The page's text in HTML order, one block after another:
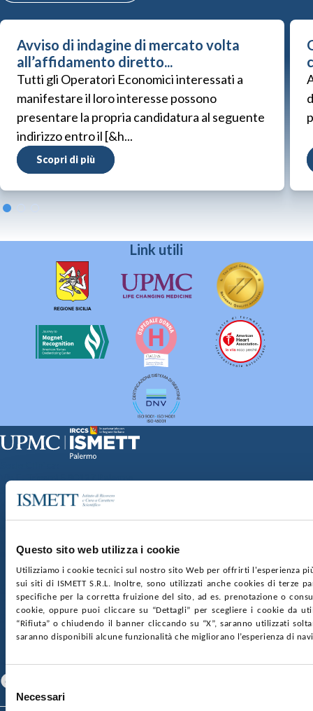
Questo sito web utilizza i cookie
Utilizziamo i cookie tecnici sul nostro sito Web per offrirti l'esperienza
sui siti di ISMETT S.R.L. Inoltre, sono utilizzati anche cookies di terze
specifiche per la corretta fruizione del sito, ad es. prenotazione o
cookie, oppure puoi cliccare su “Dettagli” per scegliere i cookie da
“Rifiuta” o chiudendo il banner cliccando su “X”, saranno utilizzati
saranno disponibili alcune funzionalità che migliorano l’esperienza di
Selezione
delNecessari
Avviso di indagine di mercato volta
all’affidamento diretto...
Tutti gli Operatori Economici interessati a
manifestare il loro interesse possono
presentare la propria candidatura al seguente
indirizzo entro il [&h...
Scopri di più
Link utili
Via Discesa dei Giudici 4 90133 Palermo
nr. REA PA-201818 P.I. 04544550827
SOCIETÀ TRASPARENTE WHISTLEBLOWING
GARE E CONTRATTIPRIVACYCOOKIE POLICY
SOSTIENICIMAPPA DEL SITOACCESSIBILITÀ
CONTATTI